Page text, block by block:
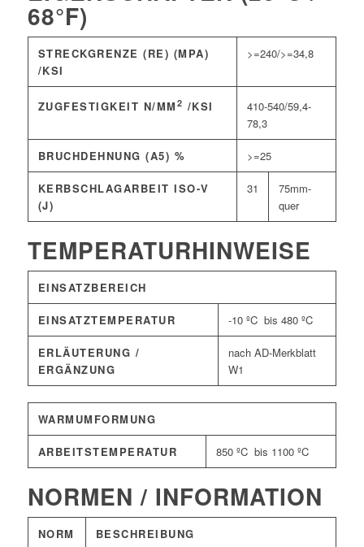
68°F)
STRECKGRENZE (RE) (MPA)
/KSI
>=240/>=34,8
ZUGFESTIGKEIT N/MM 2 /KSI
410-540/59,4-
78,3
BRUCHDEHNUNG (A5) % >=25
KERBSCHLAGARBEIT ISO-V
(J)
31
75mm-
quer
TEMPERATURHINWEISE
EINSATZBEREICH
EINSATZTEMPERATUR -10 ºC bis 480 ºC
ERLÄUTERUNG /
ERGÄNZUNG
nach AD-Merkblatt
W1
WARMUMFORMUNG
ARBEITSTEMPERATUR 850 ºC bis 1100 ºC
NORMEN / INFORMATION
NORM BESCHREIBUNG